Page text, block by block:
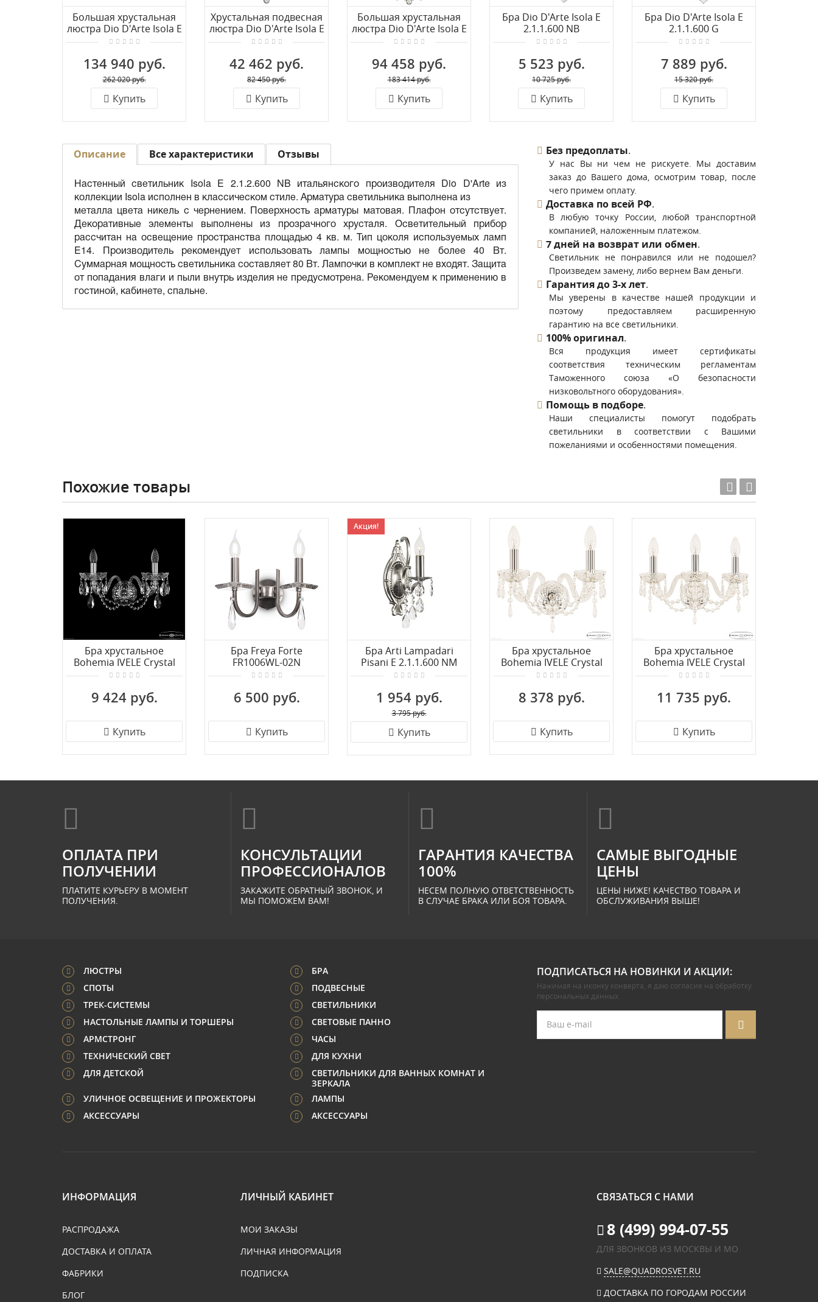
Большая хрустальная
люстра Dio D'Arte Isola E
1.1.12.600 NB
134 940 руб.
262 020 руб.
Купить
Хрустальная подвесная
люстра Dio D'Arte Isola E
1.1.8.600 G
42 462 руб.
82 450 руб.
Купить
Большая хрустальная
люстра Dio D'Arte Isola E
1.1.12.600 G
94 458 руб.
183 414 руб.
Купить
Бра Dio D'Arte Isola E
2.1.1.600 NB
5 523 руб.
10 725 руб.
Купить
Бра Dio D'Arte Isola E
2.1.1.600 G
7 889 руб.
15 320 руб.
Купить
Описание
Настенный светильник Isola E 2.1.2.600 NB итальянского производителя Dio D'Arte из
коллекции Isola исполнен в классическом стиле. Арматура светильника выполнена из
металла цвета никель с чернением. Поверхность арматуры матовая. Плафон отсутствует.
Декоративные элементы выполнены из прозрачного хрусталя. Осветительный прибор
рассчитан на освещение пространства площадью 4 кв. м. Тип цоколя используемых ламп
E14. Производитель рекомендует использовать лампы мощностью не более 40 Вт.
Суммарная мощность светильника составляет 80 Вт. Лампочки в комплект не входят. Защита
от попадания влаги и пыли внутрь изделия не предусмотрена. Рекомендуем к применению в
гостиной, кабинете, спальне.
Все характеристики Отзывы Без предоплаты.
У нас Вы ни чем не рискуете. Мы доставим
заказ до Вашего дома, осмотрим товар, после
чего примем оплату.
Доставка по всей РФ.
В любую точку России, любой транспортной
компанией, наложенным платежом.
7 дней на возврат или обмен.
Светильник не понравился или не подошел?
Произведем замену, либо вернем Вам деньги.
Гарантия до 3-х лет.
Мы уверены в качестве нашей продукции и
поэтому предоставляем расширенную
гарантию на все светильники.
100% оригинал.
Вся продукция имеет сертификаты
соответствия техническим регламентам
Таможенного союза «О безопасности
низковольтного оборудования».
Помощь в подборе.
Наши специалисты помогут подобрать
светильники в соответствии с Вашими
пожеланиями и особенностями помещения.
Похожие товары
Бра хрустальное
Bohemia IVELE Crystal
1402B/2/195/XL Ni
9 424 руб.
Купить
Бра Freya Forte
FR1006WL-02N
6 500 руб.
Купить
Акция!
Бра Arti Lampadari
Pisani E 2.1.1.600 NM
1 954 руб.
3 795 руб.
Купить
Бра хрустальное
Bohemia IVELE Crystal
104B/2/141 Ni
8 378 руб.
Купить
Бра хрустальное
Bohemia IVELE Crystal
104B/3/141 Ni
11 735 руб.
Купить
ОПЛАТА ПРИ
ПОЛУЧЕНИИ
ПЛАТИТЕ КУРЬЕРУ В МОМЕНТ
ПОЛУЧЕНИЯ.
КОНСУЛЬТАЦИИ
ПРОФЕССИОНАЛОВ
ЗАКАЖИТЕ ОБРАТНЫЙ ЗВОНОК, И
МЫ ПОМОЖЕМ ВАМ!
ГАРАНТИЯ КАЧЕСТВА
100%
НЕСЕМ ПОЛНУЮ ОТВЕТСТВЕННОСТЬ
В СЛУЧАЕ БРАКА ИЛИ БОЯ ТОВАРА.
САМЫЕ ВЫГОДНЫЕ
ЦЕНЫ
ЦЕНЫ НИЖЕ! КАЧЕСТВО ТОВАРА И
ОБСЛУЖИВАНИЯ ВЫШЕ!
ЛЮСТРЫ
БРА
СПОТЫ
ПОДВЕСНЫЕ
ТРЕК-СИСТЕМЫ
СВЕТИЛЬНИКИ
НАСТОЛЬНЫЕ ЛАМПЫ И ТОРШЕРЫ
СВЕТОВЫЕ ПАННО
АРМСТРОНГ
ЧАСЫ
ТЕХНИЧЕСКИЙ СВЕТ
ДЛЯ КУХНИ
ДЛЯ ДЕТСКОЙ
СВЕТИЛЬНИКИ ДЛЯ ВАННЫХ КОМНАТ И
ЗЕРКАЛА
УЛИЧНОЕ ОСВЕЩЕНИЕ И ПРОЖЕКТОРЫ
ЛАМПЫ
АКСЕССУАРЫ
АКСЕССУАРЫ
ПОДПИСАТЬСЯ НА НОВИНКИ И АКЦИИ:
Нажимая на иконку конверта, я даю согласие на обработку
персональных данных.
ИНФОРМАЦИЯ
РАСПРОДАЖА
ДОСТАВКА И ОПЛАТА
ФАБРИКИ
БЛОГ
ЛИЧНЫЙ КАБИНЕТ
МОИ ЗАКАЗЫ
ЛИЧНАЯ ИНФОРМАЦИЯ
ПОДПИСКА
СВЯЗАТЬСЯ С НАМИ
8 (499) 994-07-55
ДЛЯ ЗВОНКОВ ИЗ МОСКВЫ И МО
SALE@QUADROSVET.RU
ДОСТАВКА ПО ГОРОДАМ РОССИИ